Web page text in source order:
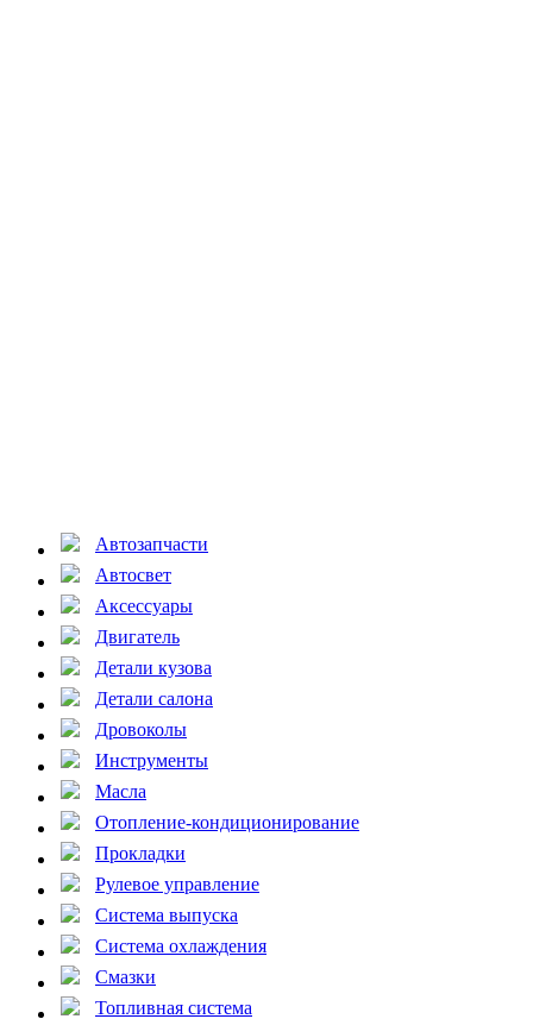
Автозапчасти
Автосвет
Аксессуары
Двигатель
Детали кузова
Детали салона
Дровоколы
Инструменты
Масла
Отопление-кондиционирование
Прокладки
Рулевое управление
Система выпуска
Система охлаждения
Смазки
Топливная система